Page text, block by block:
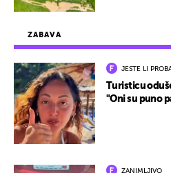
ZABAVA
JESTE LI
Turisticu
"Oni su puno
ZANIMLJIVO